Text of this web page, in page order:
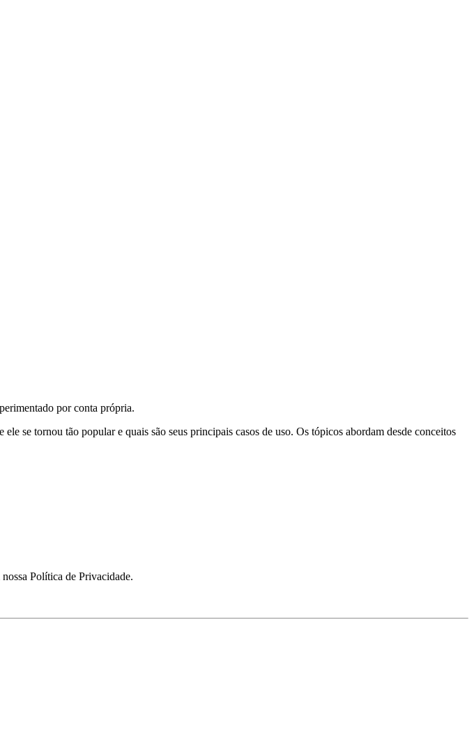
por conta própria.
se tornou tão popular e quais são seus principais casos de uso. Os tópicos abordam desde conceitos
Política de Privacidade.